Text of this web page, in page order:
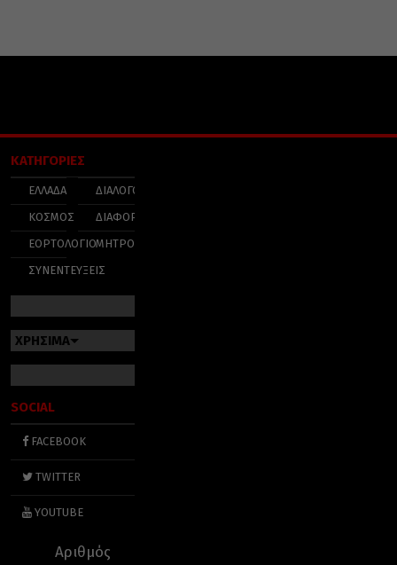
ΚΑΤΗΓΟΡΙΕΣ
ΕΛΛΑΔΑ
ΚΟΣΜΟΣ
ΕΟΡΤΟΛΟΓΙΟ
ΣΥΝΕΝΤΕΥΞΕΙΣ
ΔΙΑΛΟΓΟΣ
ΔΙΑΦΟΡΑ
ΜΗΤΡΟΠΟΛΕΙΣ
ΧΡΗΣΙΜΑ
SOCIAL
FACEBOOK
TWITTER
YOUTUBE
Αριθμός